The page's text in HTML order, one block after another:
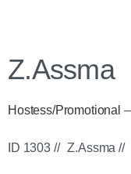
Z.Assma
Hostess/Promotional
ID 1303 // Z.Assma //